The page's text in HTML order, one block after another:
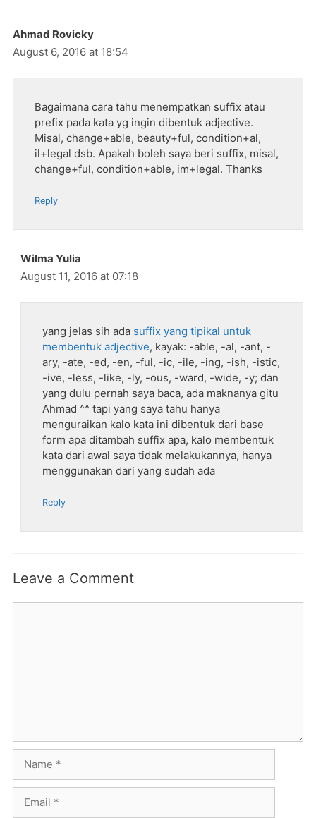
Ahmad Rovicky
August 6, 2016 at 18:54
Bagaimana cara tahu menempatkan suffix atau
prefix pada kata yg ingin dibentuk adjective.
Misal, change+able, beauty+ful, condition+al,
il+legal dsb. Apakah boleh saya beri suffix, misal,
change+ful, condition+able, im+legal. Thanks
Reply
Wilma Yulia
August 11, 2016 at 07:18
yang jelas sih ada suffix yang tipikal untuk
membentuk adjective, kayak: -able, -al, -ant, -
ary, -ate, -ed, -en, -ful, -ic, -ile, -ing, -ish, -istic,
-ive, -less, -like, -ly, -ous, -ward, -wide, -y; dan
yang dulu pernah saya baca, ada maknanya gitu
Ahmad ^^ tapi yang saya tahu hanya
menguraikan kalo kata ini dibentuk dari base
form apa ditambah suffix apa, kalo membentuk
kata dari awal saya tidak melakukannya, hanya
menggunakan dari yang sudah ada
Reply
Leave a Comment